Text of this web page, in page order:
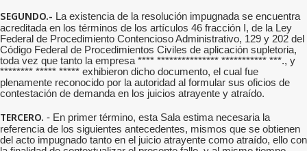
SEGUNDO.- La existencia de la resolución impugnada se encuentra
acreditada en los términos de los artículos 46 fracción I, de la Ley
Federal de Procedimiento Contencioso Administrativo, 129 y 202 del
Código Federal de Procedimientos Civiles de aplicación supletoria,
toda vez que tanto la empresa **** *************** *********** ***., y
******** ***** ***** exhibieron dicho documento, el cual fue
plenamente reconocido por la autoridad al formular sus oficios de
contestación de demanda en los juicios atrayente y atraído.
TERCERO. - En primer término, esta Sala estima necesaria la
referencia de los siguientes antecedentes, mismos que se obtienen
del acto impugnado tanto en el juicio atrayente como atraído, ello con